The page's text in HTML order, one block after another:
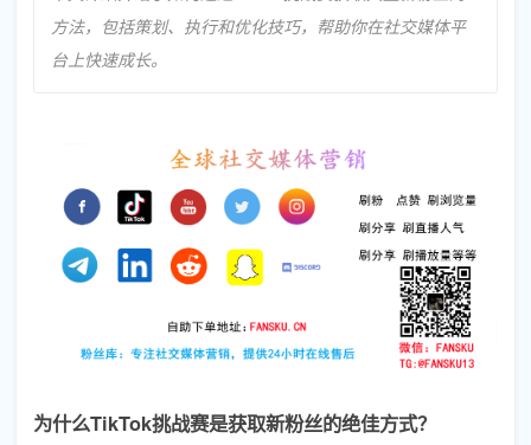
方法，包括策划、执行和优化技巧，帮助你在社交媒体平
台上快速成长。
为什么TikTok挑战赛是获取新粉丝的绝佳方式？